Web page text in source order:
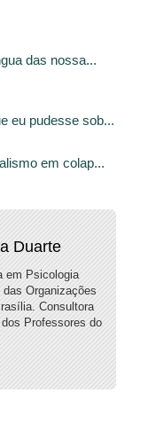
das nossa...
eu pudesse sob...
em colap...
Duarte
em Psicologia
Organizações
Consultora
Professores do